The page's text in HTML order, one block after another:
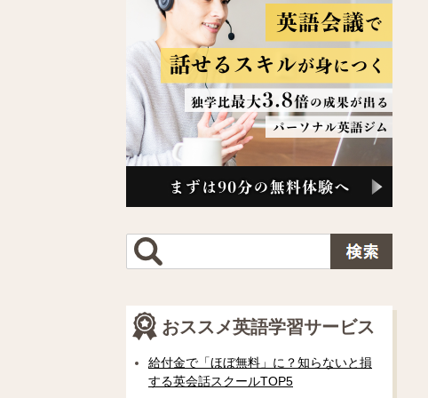
おススメ英語学習サービス
給付金で「ほぼ無料」に？知らないと損
する英会話スクールTOP5